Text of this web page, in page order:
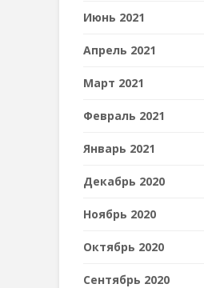
Июнь 2021
Апрель 2021
Март 2021
Февраль 2021
Январь 2021
Декабрь 2020
Ноябрь 2020
Октябрь 2020
Сентябрь 2020